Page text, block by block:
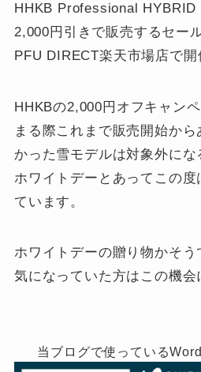
HHKB Professional HYBRID
2,000円引きで販売するセー
PFU DIRECT楽天市場店で開
HHKBの2,000円オフキャン
まる際これまで販売開始か
かった雪モデルは対象外に
ホワイトデーとあってこの
ています。
ホワイトデーの贈り物かそう
気になっていた方はこの機会
当ブログで使っている